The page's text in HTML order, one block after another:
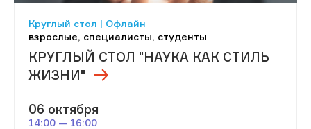
Круглый стол | Офлайн
взрослые, специалисты, студенты
КРУГЛЫЙ СТОЛ "НАУКА КАК СТИЛЬ
ЖИЗНИ"
06 октября
14:00 — 16:00